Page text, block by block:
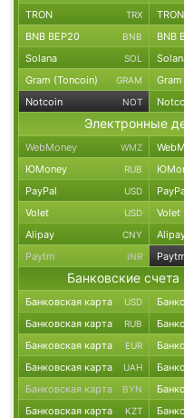
TRON TRX TRON
BNB BEP20 BNB BNB
Solana SOL
Gram (Toncoin) GRAM
Notcoin NOT
Электронные
WebMoney WMZ
ЮMoney RUB
PayPal USD
Volet USD Volet
Alipay CNY
Paytm INR
Банковские счета
Банковская карта USD
Банковская карта RUB
Банковская карта EUR
Банковская карта UAH
Банковская карта BYN
Банковская карта KZT